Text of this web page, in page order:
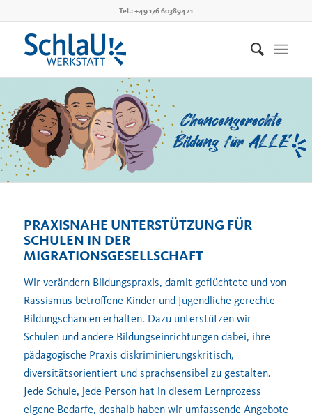
Tel.: +49 176 60389421
PRAXISNAHE UNTERSTÜTZUNG FÜR
SCHULEN IN DER
MIGRATIONSGESELLSCHAFT
Wir verändern Bildungspraxis, damit geflüchtete und von
Rassismus betroffene Kinder und Jugendliche gerechte
Bildungschancen erhalten. Dazu unterstützen wir
Schulen und andere Bildungseinrichtungen dabei, ihre
pädagogische Praxis diskriminierungskritisch,
diversitätsorientiert und sprachsensibel zu gestalten.
Jede Schule, jede Person hat in diesem Lernprozess
eigene Bedarfe, deshalb haben wir umfassende Angebote